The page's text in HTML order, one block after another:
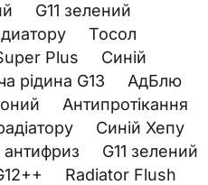
G11 зелений
Тосол
Plus
Синій
рідина G13
АдБлю
Антипротікання
Синій Хепу
G11 зелений
Radiator Flush